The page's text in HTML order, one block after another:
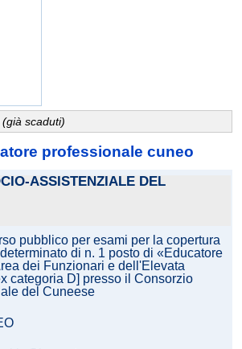
scaduti)
professionale cuneo
ASSISTENZIALE DEL
pubblico per esami per la copertura
di n. 1 posto di «Educatore
dei Funzionari e dell'Elevata
categoria D] presso il Consorzio
del Cuneese